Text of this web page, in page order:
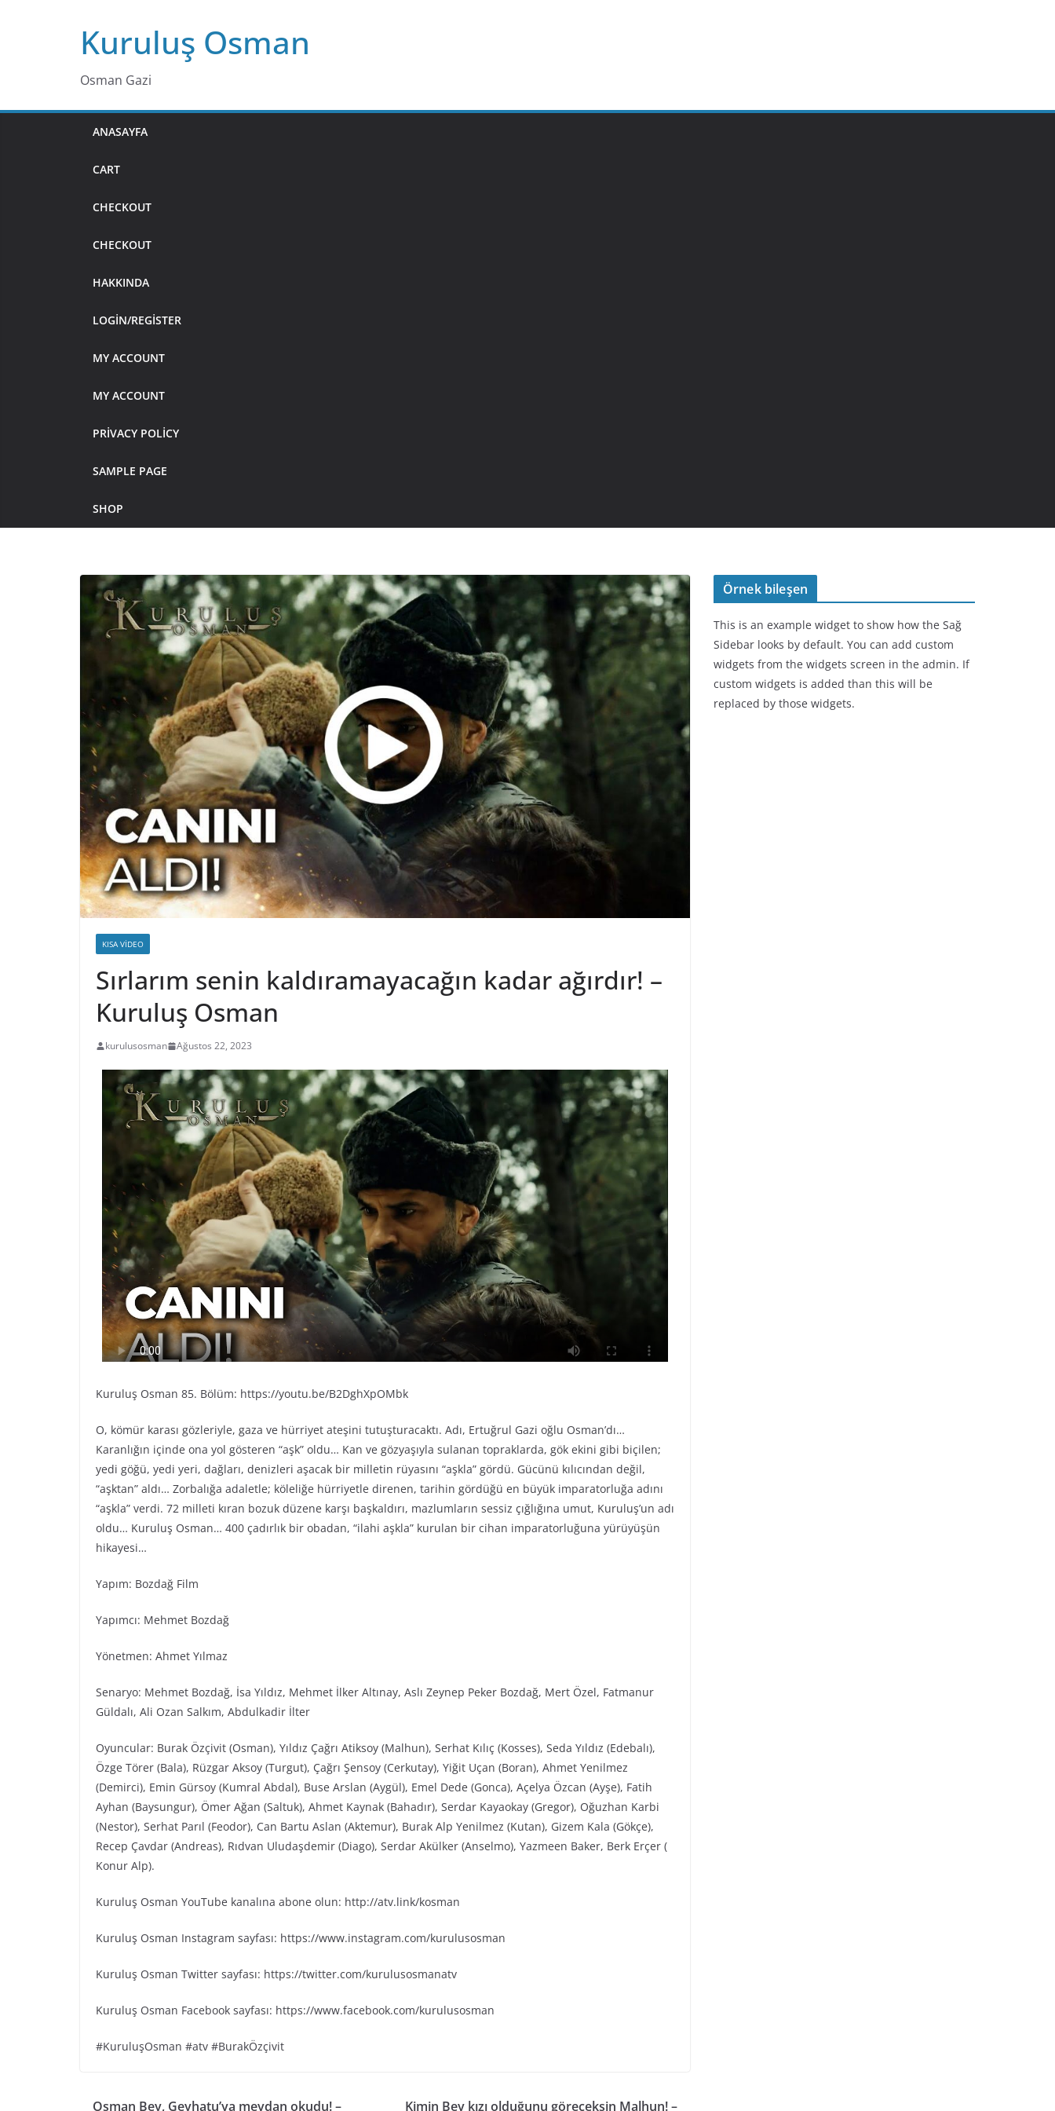
Kuruluş Osman
Osman Gazi
ANASAYFA
CART
CHECKOUT
CHECKOUT
HAKKINDA
LOGIN/REGISTER
MY ACCOUNT
MY ACCOUNT
PRIVACY POLICY
SAMPLE PAGE
SHOP
KISA VIDEO
Sırlarım senin kaldıramayacağın kadar ağırdır! –
Kuruluş Osman
kurulusosman Ağustos 22, 2023
Kuruluş Osman 85. Bölüm: https://youtu.be/B2DghXpOMbk
O, kömür karası gözleriyle, gaza ve hürriyet ateşini tutuşturacaktı. Adı, Ertuğrul Gazi oğlu Osman’dı…
Karanlığın içinde ona yol gösteren “aşk” oldu… Kan ve gözyaşıyla sulanan topraklarda, gök ekini gibi biçilen;
yedi göğü, yedi yeri, dağları, denizleri aşacak bir milletin rüyasını “aşkla” gördü. Gücünü kılıcından değil,
“aşktan” aldı… Zorbalığa adaletle; köleliğe hürriyetle direnen, tarihin gördüğü en büyük imparatorluğa adını
“aşkla” verdi. 72 milleti kıran bozuk düzene karşı başkaldırı, mazlumların sessiz çığlığına umut, Kuruluş’un adı
oldu… Kuruluş Osman… 400 çadırlık bir obadan, “ilahi aşkla” kurulan bir cihan imparatorluğuna yürüyüşün
hikayesi…
Yapım: Bozdağ Film
Yapımcı: Mehmet Bozdağ
Yönetmen: Ahmet Yılmaz
Senaryo: Mehmet Bozdağ, İsa Yıldız, Mehmet İlker Altınay, Aslı Zeynep Peker Bozdağ, Mert Özel, Fatmanur
Güldalı, Ali Ozan Salkım, Abdulkadir İlter
Oyuncular: Burak Özçivit (Osman), Yıldız Çağrı Atiksoy (Malhun), Serhat Kılıç (Kosses), Seda Yıldız (Edebalı),
Özge Törer (Bala), Rüzgar Aksoy (Turgut), Çağrı Şensoy (Cerkutay), Yiğit Uçan (Boran), Ahmet Yenilmez
(Demirci), Emin Gürsoy (Kumral Abdal), Buse Arslan (Aygül), Emel Dede (Gonca), Açelya Özcan (Ayşe), Fatih
Ayhan (Baysungur), Ömer Ağan (Saltuk), Ahmet Kaynak (Bahadır), Serdar Kayaokay (Gregor), Oğuzhan Karbi
(Nestor), Serhat Parıl (Feodor), Can Bartu Aslan (Aktemur), Burak Alp Yenilmez (Kutan), Gizem Kala (Gökçe),
Recep Çavdar (Andreas), Rıdvan Uludaşdemir (Diago), Serdar Akülker (Anselmo), Yazmeen Baker, Berk Erçer (
Konur Alp).
Kuruluş Osman YouTube kanalına abone olun: http://atv.link/kosman
Kuruluş Osman Instagram sayfası: https://www.instagram.com/kurulusosman
Kuruluş Osman Twitter sayfası: https://twitter.com/kurulusosmanatv
Kuruluş Osman Facebook sayfası: https://www.facebook.com/kurulusosman
#KuruluşOsman #atv #BurakÖzçivit
Osman Bey, Geyhatu’ya meydan okudu! – Kimin Bey kızı olduğunu göreceksin Malhun! –
Örnek bileşen
This is an example widget to show how the Sağ
Sidebar looks by default. You can add custom
widgets from the widgets screen in the admin. If
custom widgets is added than this will be
replaced by those widgets.